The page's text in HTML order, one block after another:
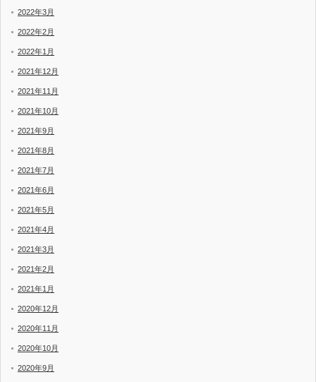
2022年3月
2022年2月
2022年1月
2021年12月
2021年11月
2021年10月
2021年9月
2021年8月
2021年7月
2021年6月
2021年5月
2021年4月
2021年3月
2021年2月
2021年1月
2020年12月
2020年11月
2020年10月
2020年9月